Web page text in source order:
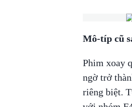
Mô-típ cũ
Phim xoay
ngờ trở
riêng biệt.